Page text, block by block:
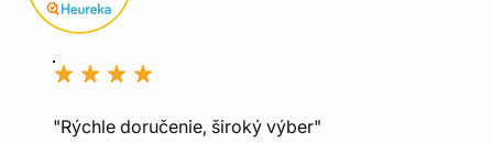
"Rýchle doručenie, široký výber"